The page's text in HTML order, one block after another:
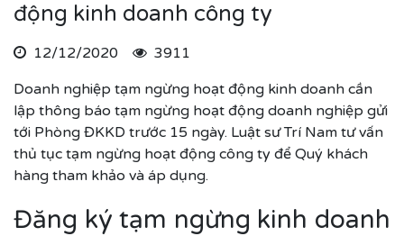
động kinh doanh công ty
12/12/2020
3911
Doanh nghiệp tạm ngừng hoạt động kinh doanh cần
lập thông báo tạm ngừng hoạt động doanh nghiệp gửi
tới Phòng ĐKKD trước 15 ngày. Luật sư Trí Nam tư vấn
thủ tục tạm ngừng hoạt động công ty để Quý khách
hàng tham khảo và áp dụng.
Đăng ký tạm ngừng kinh doanh